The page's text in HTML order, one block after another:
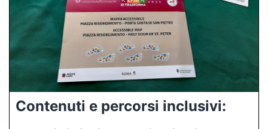
Contenuti e percorsi inclusivi: